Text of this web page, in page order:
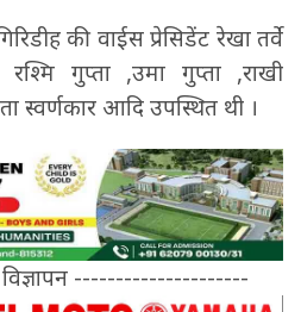
की वाईस प्रेसिडेंट रेखा तर्वे
गुप्ता ,उमा गुप्ता ,राखी
स्वर्णकार आदि उपस्थित थी ।
---------------------